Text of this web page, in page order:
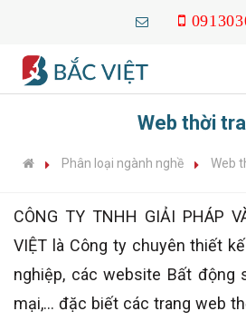
Web thời
Phân loại ngành nghề Web
CÔNG TY TNHH GIẢI PHÁP
VIỆT là Công ty chuyên thiết
nghiệp, các website Bất động
mại,... đặc biết các trang web